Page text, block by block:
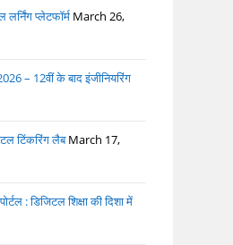
प्लेटफॉर्म March 26,
– 12वीं के बाद इंजीनियरिंग
टिंकरिंग लैब March 17,
: डिजिटल शिक्षा की दिशा में